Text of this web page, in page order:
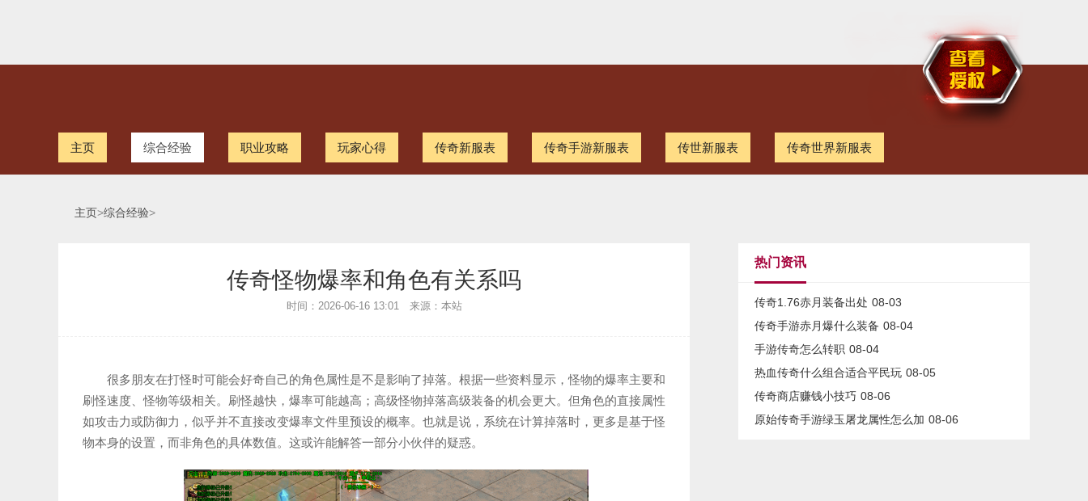
主页 综合经验 职业攻略 玩家心得 传奇新服表 传奇手游新服表 传世新服表 传奇世界新服表
主页>综合经验>
传奇怪物爆率和角色有关系吗
时间：2026-06-16 13:01 来源：本站
很多朋友在打怪时可能会好奇自己的角色属性是不是影响了掉落。根据一些资料显示，怪物的爆率主要和
刷怪速度、怪物等级相关。刷怪越快，爆率可能越高；高级怪物掉落高级装备的机会更大。但角色的直接属性
如攻击力或防御力，似乎并不直接改变爆率文件里预设的概率。也就是说，系统在计算掉落时，更多是基于怪
物本身的设置，而非角色的具体数值。这或许能解答一部分小伙伴的疑惑。
热门资讯
传奇1.76赤月装备出处 08-03
传奇手游赤月爆什么装备 08-04
手游传奇怎么转职 08-04
热血传奇什么组合适合平民玩 08-05
传奇商店赚钱小技巧 08-06
原始传奇手游绿玉屠龙属性怎么加 08-06